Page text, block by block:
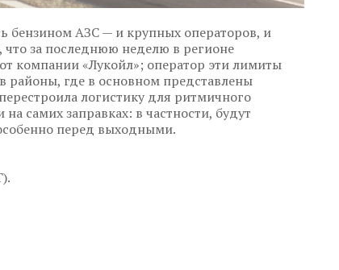
бензином АЗС — и крупных операторов, и
за последнюю неделю в регионе
компании «Лукойл»; оператор эти лимиты
районы, где в основном представлены
логистику для ритмичного
самих заправках: в частности, будут
перед выходными.